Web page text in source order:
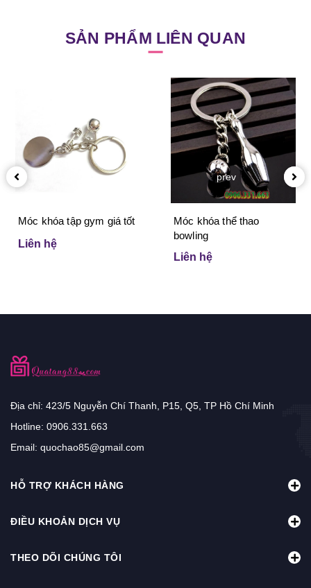
SẢN PHẨM LIÊN QUAN
Móc khóa tập gym giá tốt
Liên hệ
Móc khóa thể thao
bowling
Liên hệ
prev
Địa chỉ: 423/5 Nguyễn Chí Thanh, P15, Q5, TP Hồ Chí Minh
Hotline: 0906.331.663
Email: quochao85@gmail.com
HỖ TRỢ KHÁCH HÀNG
ĐIỀU KHOẢN DỊCH VỤ
THEO DÕI CHÚNG TÔI